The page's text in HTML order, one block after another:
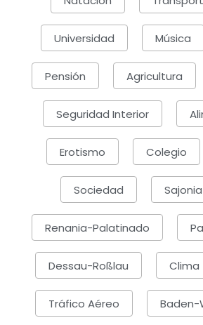
Universidad Música
Pensión Agricultura
Seguridad Interior
Erotismo Colegio
Sociedad
Renania-Palatinado
Dessau-Roßlau Clima
Tráfico Aéreo Baden-